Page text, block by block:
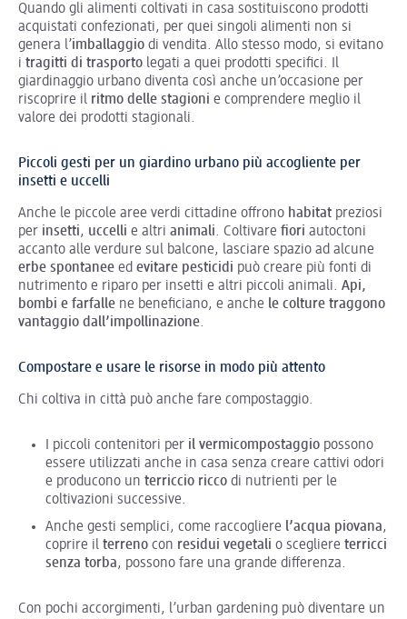
Quando gli alimenti coltivati in casa sostituiscono prodotti
acquistati confezionati, per quei singoli alimenti non si
genera l’imballaggio di vendita. Allo stesso modo, si evitano
i tragitti di trasporto legati a quei prodotti specifici. Il
giardinaggio urbano diventa così anche un’occasione per
riscoprire il ritmo delle stagioni e comprendere meglio il
valore dei prodotti stagionali.
Piccoli gesti per un giardino urbano più accogliente per
insetti e uccelli
Anche le piccole aree verdi cittadine offrono habitat preziosi
per insetti, uccelli e altri animali. Coltivare fiori autoctoni
accanto alle verdure sul balcone, lasciare spazio ad alcune
erbe spontanee ed evitare pesticidi può creare più fonti di
nutrimento e riparo per insetti e altri piccoli animali. Api,
bombi e farfalle ne beneficiano, e anche le colture traggono
vantaggio dall’impollinazione.
Compostare e usare le risorse in modo più attento
Chi coltiva in città può anche fare compostaggio.
I piccoli contenitori per il vermicompostaggio possono
essere utilizzati anche in casa senza creare cattivi odori
e producono un terriccio ricco di nutrienti per le
coltivazioni successive.
Anche gesti semplici, come raccogliere l’acqua piovana,
coprire il terreno con residui vegetali o scegliere terricci
senza torba, possono fare una grande differenza.
Con pochi accorgimenti, l’urban gardening può diventare un